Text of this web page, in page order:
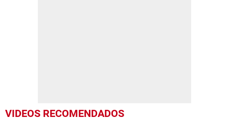
VIDEOS RECOMENDADOS